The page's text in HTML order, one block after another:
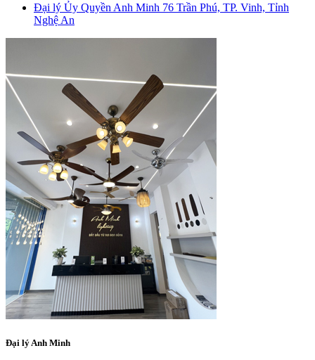
Đại lý Ủy Quyền Anh Minh 76 Trần Phú, TP. Vinh, Tỉnh
Nghệ An
Đại lý Anh Minh